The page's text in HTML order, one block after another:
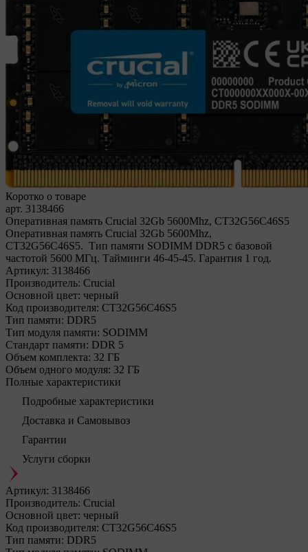
Коротко о товаре
арт. 3138466
Оперативная память Crucial 32Gb 5600Mhz, CT32G56C46S5
Оперативная память Crucial 32Gb 5600Mhz,
CT32G56C46S5. Тип памяти SODIMM DDR5 с базовой
частотой 5600 МГц. Тайминги 46-45-45. Гарантия 1 год.
Артикул: 3138466
Производитель: Crucial
Основной цвет: черный
Код производителя: CT32G56C46S5
Тип памяти: DDR5
Тип модуля памяти: SODIMM
Стандарт памяти: DDR 5
Объем комплекта: 32 ГБ
Объем одного модуля: 32 ГБ
Полные характеристики
Подробные характеристики
Доставка и Самовывоз
Гарантии
Услуги сборки
Артикул: 3138466
Производитель: Crucial
Основной цвет: черный
Код производителя: CT32G56C46S5
Тип памяти: DDR5